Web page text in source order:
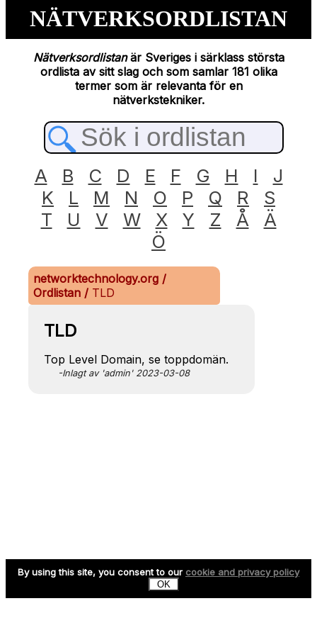
NÄTVERKSORDLISTAN
Nätverksordlistanär Sveriges i särklass största
ordlista av sitt slag och som samlar 181 olika
termer som är relevanta för en
nätverkstekniker.
A B C D E F G H I
J
K
L M N O P Q R
S
T
U V W X Y Z Å
Ä
Ö
networktechnology.org /
Ordlistan / TLD
TLD
Top Level Domain, se toppdomän.
-Inlagt av 'admin' 2023-03-08
By using this site, you consent to our cookie and privacy policy